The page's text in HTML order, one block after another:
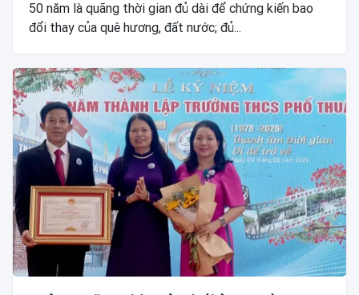
50 năm là quãng thời gian đủ dài để chứng kiến bao
đổi thay của quê hương, đất nước; đủ...